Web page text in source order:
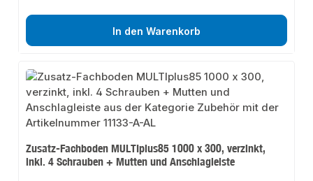
In den Warenkorb
Zusatz-Fachboden MULTIplus85 1000 x 300, verzinkt,
inkl. 4 Schrauben + Mutten und Anschlagleiste